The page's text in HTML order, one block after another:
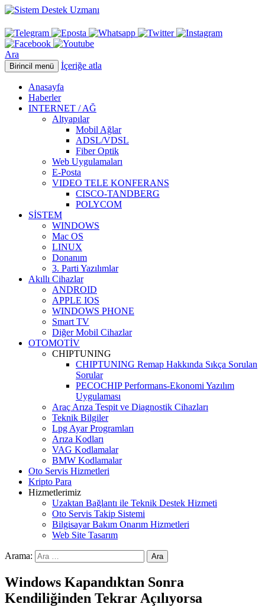
Ara
Birincil menü İçeriğe atla
Anasayfa
Haberler
INTERNET / AĞ
Altyapılar
Mobil Ağlar
ADSL/VDSL
Fiber Optik
Web Uygulamaları
E-Posta
VIDEO TELE KONFERANS
CISCO-TANDBERG
POLYCOM
SİSTEM
WINDOWS
Mac OS
LINUX
Donanım
3. Parti Yazılımlar
Akıllı Cihazlar
ANDROID
APPLE IOS
WINDOWS PHONE
Smart TV
Diğer Mobil Cihazlar
OTOMOTİV
CHIPTUNING
CHIPTUNING Remap Hakkında Sıkça Sorulan
Sorular
PECOCHIP Performans-Ekonomi Yazılım
Uygulaması
Araç Arıza Tespit ve Diagnostik Cihazları
Teknik Bilgiler
Lpg Ayar Programları
Arıza Kodları
VAG Kodlamalar
BMW Kodlamalar
Oto Servis Hizmetleri
Kripto Para
Hizmetlerimiz
Uzaktan Bağlantı ile Teknik Destek Hizmeti
Oto Servis Takip Sistemi
Bilgisayar Bakım Onarım Hizmetleri
Web Site Tasarım
Arama:
Windows Kapandıktan Sonra
Kendiliğinden Tekrar Açılıyorsa